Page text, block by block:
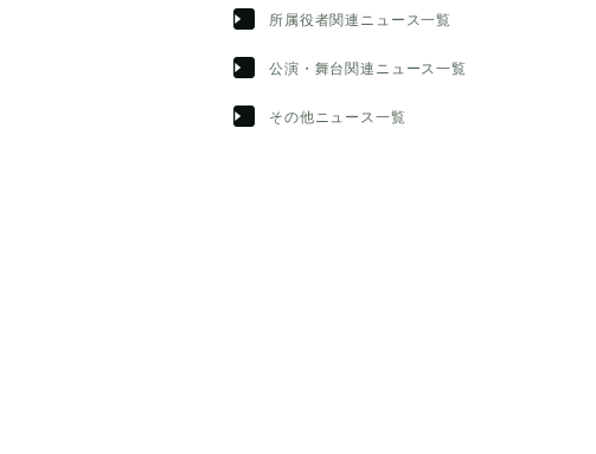
所属役者関連ニュース一覧
公演・舞台関連ニュース一覧
その他ニュース一覧